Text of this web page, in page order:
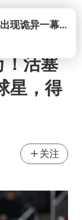
打开
活塞
星，得
关注